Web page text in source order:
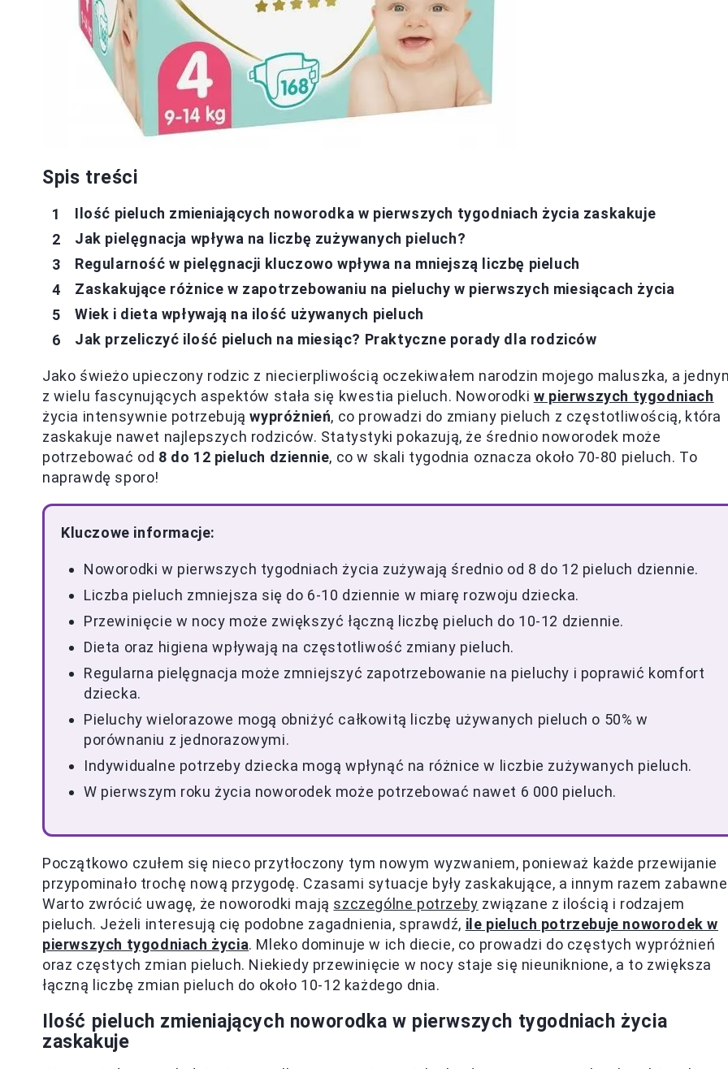
Spis treści
Ilość pieluch zmieniających noworodka w pierwszych tygodniach życia zaskakuje
Jak pielęgnacja wpływa na liczbę zużywanych pieluch?
Regularność w pielęgnacji kluczowo wpływa na mniejszą liczbę pieluch
Zaskakujące różnice w zapotrzebowaniu na pieluchy w pierwszych miesiącach życia
Wiek i dieta wpływają na ilość używanych pieluch
Jak przeliczyć ilość pieluch na miesiąc? Praktyczne porady dla rodziców
Jako świeżo upieczony rodzic z niecierpliwością oczekiwałem narodzin mojego maluszka, a
z wielu fascynujących aspektów stała się kwestia pieluch. Noworodki w pierwszych tygodniach
życia intensywnie potrzebująwypróżnień, co prowadzi do zmiany pieluch z częstotliwością, która
zaskakuje nawet najlepszych rodziców. Statystyki pokazują, że średnio noworodek może
potrzebować od 8 do 12 pieluch dziennie, co w skali tygodnia oznacza około 70-80 pieluch. To
naprawdę sporo!
Kluczowe informacje:
Noworodki w pierwszych tygodniach życia zużywają średnio od 8 do 12 pieluch dziennie.
Liczba pieluch zmniejsza się do 6-10 dziennie w miarę rozwoju dziecka.
Przewinięcie w nocy może zwiększyć łączną liczbę pieluch do 10-12 dziennie.
Dieta oraz higiena wpływają na częstotliwość zmiany pieluch.
Regularna pielęgnacja może zmniejszyć zapotrzebowanie na pieluchy i poprawić komfort
dziecka.
Pieluchy wielorazowe mogą obniżyć całkowitą liczbę używanych pieluch o 50% w
porównaniu z jednorazowymi.
Indywidualne potrzeby dziecka mogą wpłynąć na różnice w liczbie zużywanych pieluch.
W pierwszym roku życia noworodek może potrzebować nawet 6 000 pieluch.
Początkowo czułem się nieco przytłoczony tym nowym wyzwaniem, ponieważ każde przewijanie
przypominało trochę nową przygodę. Czasami sytuacje były zaskakujące, a innym razem
Warto zwrócić uwagę, że noworodki mają szczególne potrzeby związane z ilością i rodzajem
pieluch. Jeżeli interesują cię podobne zagadnienia, sprawdź, ile pieluch potrzebuje noworodek w
pierwszych tygodniach życia. Mleko dominuje w ich diecie, co prowadzi do częstych wypróżnień
oraz częstych zmian pieluch. Niekiedy przewinięcie w nocy staje się nieuniknione, a to zwiększa
łączną liczbę zmian pieluch do około 10-12 każdego dnia.
Ilość pieluch zmieniających noworodka w pierwszych tygodniach życia
zaskakuje